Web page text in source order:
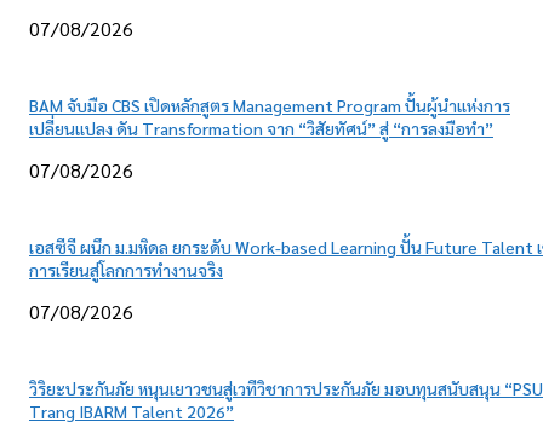
07/08/2026
BAM จับมือ CBS เปิดหลักสูตร Management Program ปั้นผู้นำแห่งการ
เปลี่ยนแปลง ดัน Transformation จาก “วิสัยทัศน์” สู่ “การลงมือทำ”
07/08/2026
เอสซีจี ผนึก ม.มหิดล ยกระดับ Work-based Learning ปั้น Future Talent
การเรียนสู่โลกการทำงานจริง
07/08/2026
วิริยะประกันภัย หนุนเยาวชนสู่เวทีวิชาการประกันภัย มอบทุนสนับสนุน “PSU
Trang IBARM Talent 2026”